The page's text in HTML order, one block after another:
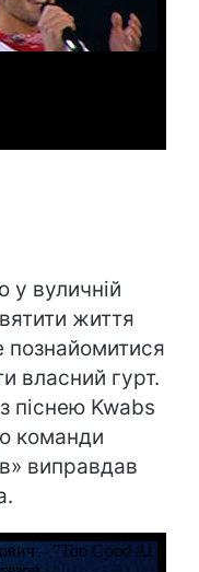
у вуличній
життя
познайомитися
власний гурт.
піснею Kwabs
команди
виправдав